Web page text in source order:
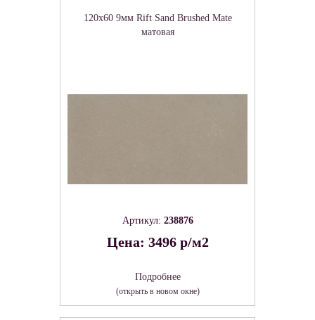
120x60 9мм Rift Sand Brushed Mate
матовая
Артикул: 238876
Цена: 3496 р/м2
Подробнее
(открыть в новом окне)